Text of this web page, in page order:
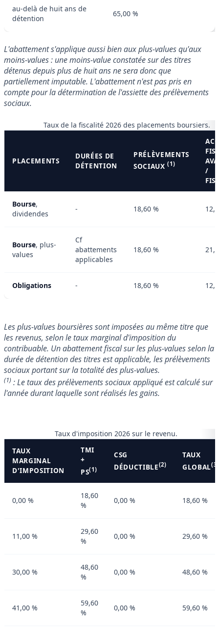
au-delà de huit ans de
détention
65,00 %
L'abattement s'applique aussi bien aux plus-values qu'aux
moins-values : une moins-value constatée sur des titres
détenus depuis plus de huit ans ne sera donc que
partiellement imputable. L'abattement n'est pas pris en
compte pour la détermination de l'assiette des prélèvements
sociaux.
Taux de la fiscalité 2026 des placements boursiers.
PLACEMENTS
DURÉES DE
DÉTENTION
PRÉLÈVEMENTS
SOCIAUX(1)
/
Bourse,
dividendes
- 18,60 %
Bourse, plus-
values
Cf
abattements
applicables
18,60 %
Obligations - 18,60 %
Les plus-values boursières sont imposées au même titre que
les revenus, selon le taux marginal d'imposition du
contribuable. Un abattement fiscal sur les plus-values selon la
durée de détention des titres est applicable, les prélèvements
sociaux portant sur la totalité des plus-values.
(1) : Le taux des prélèvements sociaux appliqué est calculé sur
l'année durant laquelle sont réalisés les gains.
Taux d'imposition 2026 sur le revenu.
TAUX
MARGINAL
D'IMPOSITION
TMI
+
PS(1)
CSG
DÉDUCTIBLE(2)
TAUX
GLOBAL(3)
0,00 %
18,60
%
0,00 % 18,60 %
11,00 %
29,60
%
0,00 % 29,60 %
30,00 %
48,60
%
0,00 % 48,60 %
41,00 %
59,60
%
0,00 % 59,60 %